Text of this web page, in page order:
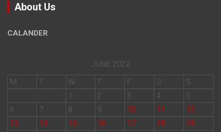
About Us
CALANDER
JUNE 2022
M
T W T F S
S
1
2 3 4
5
6
7 8 9 10 11
12
13
14 15 16 17 18
19